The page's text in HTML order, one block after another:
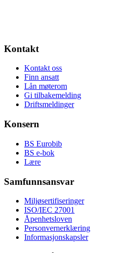
Kontakt
Kontakt oss
Finn ansatt
Lån møterom
Gi tilbakemelding
Driftsmeldinger
Konsern
BS Eurobib
BS e-bok
Lære
Samfunnsansvar
Miljøsertifiseringer
ISO/IEC 27001
Åpenhetsloven
Personvernerklæring
Informasjonskapsler